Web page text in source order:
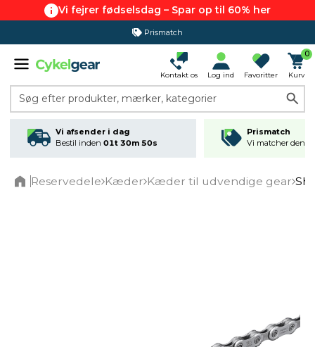
Vi fejrer fødselsdag – Spar op til 60% her
Prismatch
Kontakt os Log ind Favoritter
0
Kurv
Søg efter produkter, mærker, kategorier
Vi afsender i dag
Bestil inden 01t 30m 50s
Prismatch
Vi matcher den
Reservedele Kæder Kæder til udvendige gear